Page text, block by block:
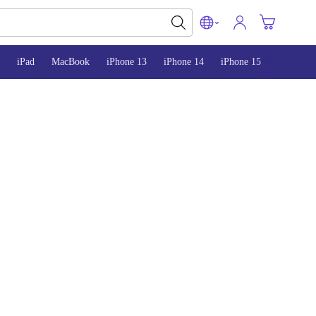
iPad MacBook iPhone 13 iPhone 14 iPhone 15